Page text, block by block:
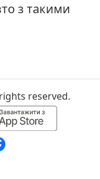
з такими
reserved.